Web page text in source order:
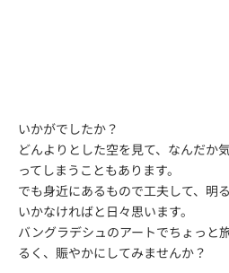
いかがでしたか？
どんよりとした空を見て、なんだか
ってしまうこともあります。
でも身近にあるもので工夫して、明
いかなければと日々思います。
バングラデシュのアートでちょっと
るく、賑やかにしてみませんか？